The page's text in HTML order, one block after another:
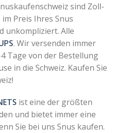
sind Zoll-
Preis Ihres Snus
unkompliziert. Alle
. Wir versenden immer
Tage von der Bestellung
in die Schweiz. Kaufen Sie
ist eine der größten
und bietet immer eine
Sie bei uns Snus kaufen.